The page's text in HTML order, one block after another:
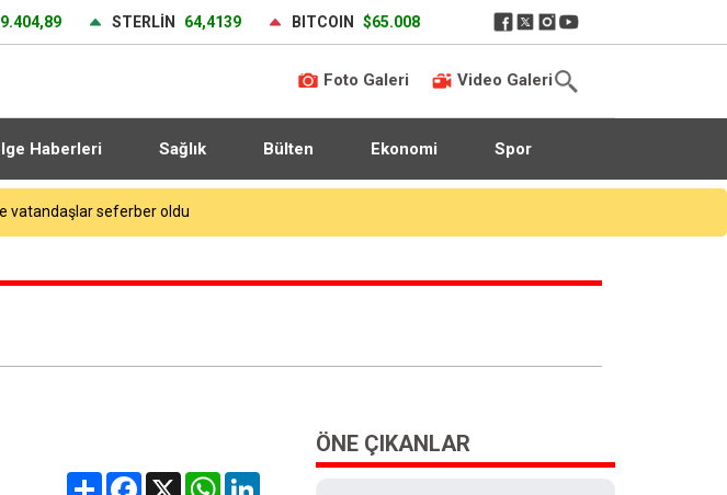
9.404,89 STERLİN 64,4139 BITCOIN $65.008
Foto Galeri Video Galeri
Haberleri Sağlık Bülten Ekonomi Spor
ShareFacebook
X WhatsAppLinkedIn
ÖNE ÇIKANLAR